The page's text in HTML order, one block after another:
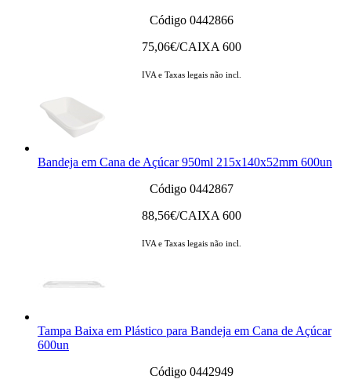
Código 0442866
75,06€/CAIXA 600
IVA e Taxas legais não incl.
Bandeja em Cana de Açúcar 950ml 215x140x52mm 600un
Código 0442867
88,56€/CAIXA 600
IVA e Taxas legais não incl.
Tampa Baixa em Plástico para Bandeja em Cana de Açúcar
600un
Código 0442949